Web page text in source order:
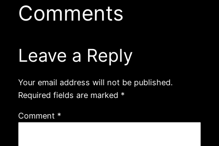
Comments
Leave a Reply
Your email address will not be published.
Required fields are marked *
Comment *